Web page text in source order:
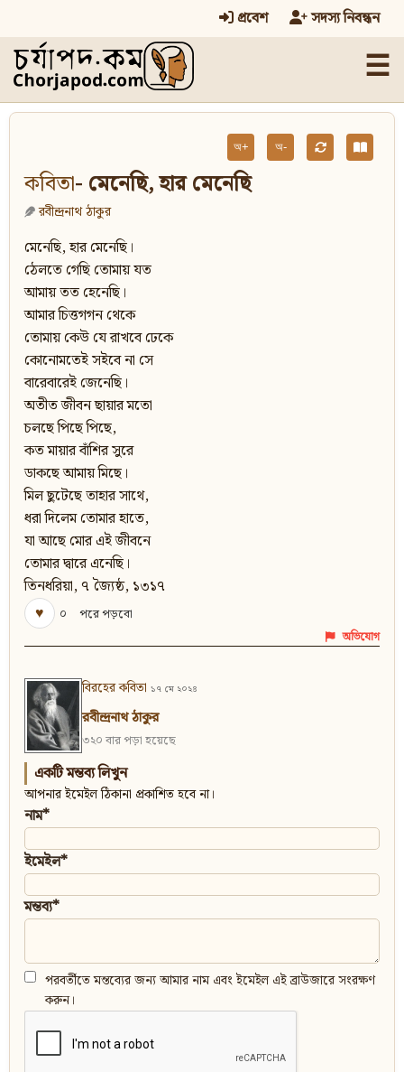
প্রবেশ সদস্য নিবন্ধন
☰
অ+ অ-
কবিতা- মেনেছি, হার মেনেছি
রবীন্দ্রনাথ ঠাকুর
মেনেছি, হার মেনেছি।
ঠেলতে গেছি তোমায় যত
আমায় তত হেনেছি।
আমার চিত্তগগন থেকে
তোমায় কেউ যে রাখবে ঢেকে
কোনোমতেই সইবে না সে
বারেবারেই জেনেছি।
অতীত জীবন ছায়ার মতো
চলছে পিছে পিছে,
কত মায়ার বাঁশির সুরে
ডাকছে আমায় মিছে।
মিল ছুটেছে তাহার সাথে,
ধরা দিলেম তোমার হাতে,
যা আছে মোর এই জীবনে
তোমার দ্বারে এনেছি।
তিনধরিয়া, ৭ জ্যৈষ্ঠ, ১৩১৭
♥
০ পরে পড়বো
অভিযোগ
বিরহের কবিতা ১৭ মে ২০২৪
রবীন্দ্রনাথ ঠাকুর
৩২০ বার পড়া হয়েছে
একটি মন্তব্য লিখুন
আপনার ইমেইল ঠিকানা প্রকাশিত হবে না।
নাম*
ইমেইল*
মন্তব্য*
পরবর্তীতে মন্তব্যের জন্য আমার নাম এবং ইমেইল এই ব্রাউজারে সংরক্ষণ
করুন।